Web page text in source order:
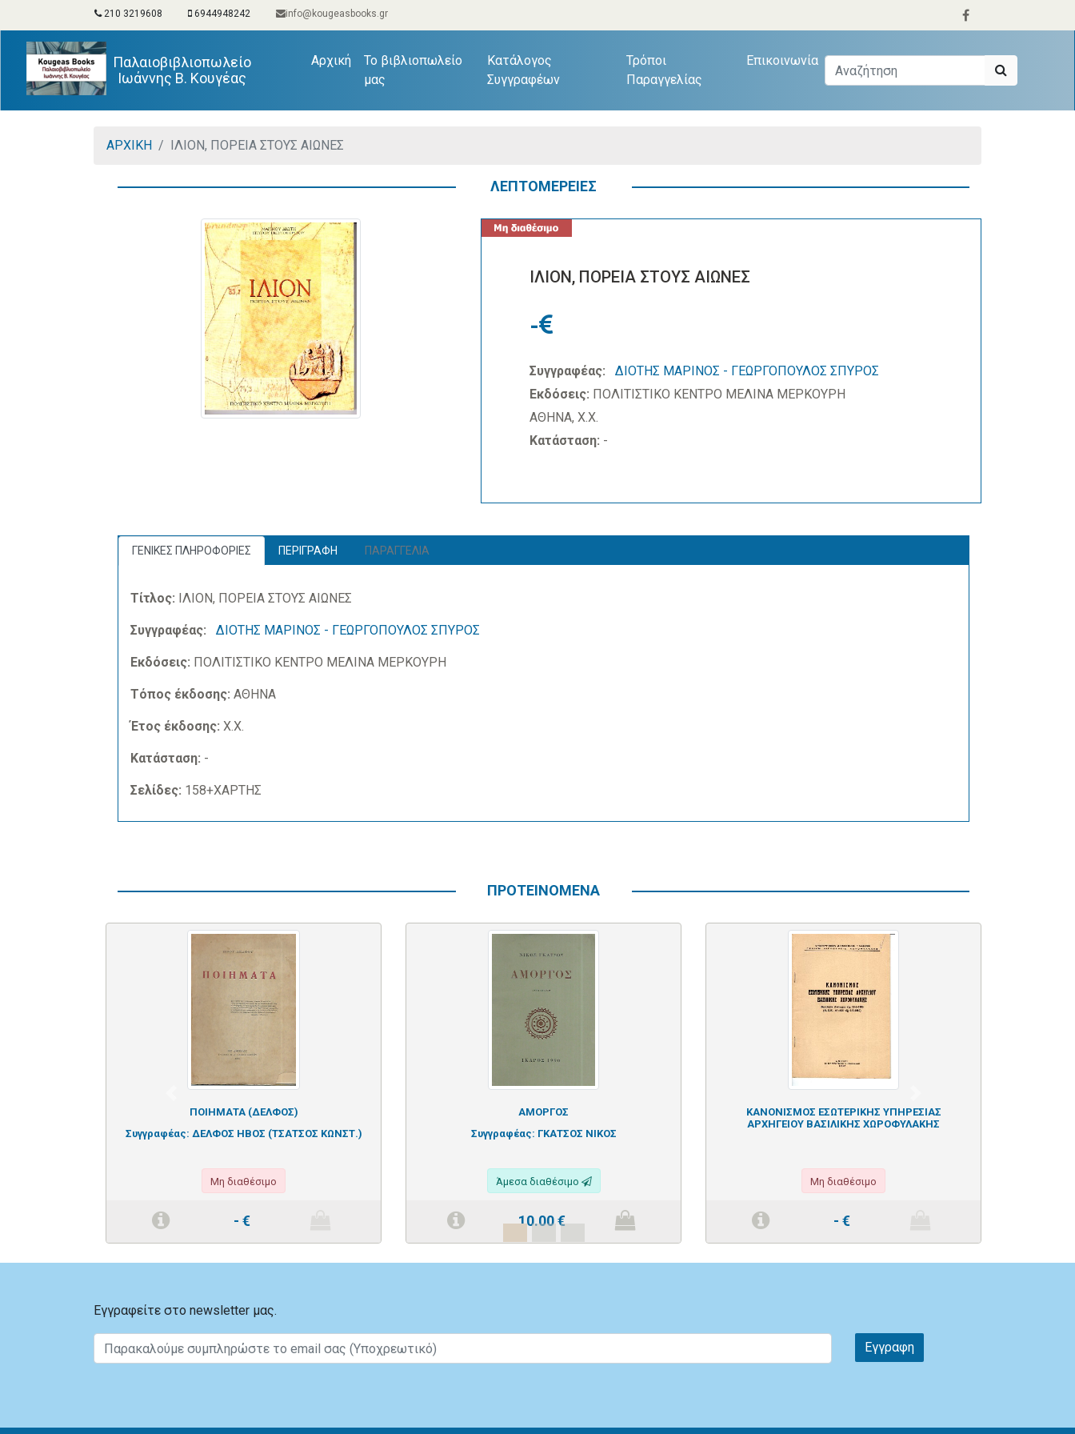
210 3219608 6944948242 info@kougeasbooks.gr
Παλαιοβιβλιοπωλείο
Ιωάννης Β. Κουγέας
Αρχική(current)
Το βιβλιοπωλείο
μας
Κατάλογος
Συγγραφέων
Τρόποι
Παραγγελίας
Επικοινωνία
ΑΡΧΙΚΗ ΙΛΙΟΝ, ΠΟΡΕΙΑ ΣΤΟΥΣ ΑΙΩΝΕΣ
ΛΕΠΤΟΜΕΡΕΙΕΣ
ΙΛΙΟΝ, ΠΟΡΕΙΑ ΣΤΟΥΣ ΑΙΩΝΕΣ
-
Συγγραφέας:
ΔΙΟΤΗΣ ΜΑΡΙΝΟΣ - ΓΕΩΡΓΟΠΟΥΛΟΣ ΣΠΥΡΟΣ
Εκδόσεις: ΠΟΛΙΤΙΣΤΙΚΟ ΚΕΝΤΡΟ ΜΕΛΙΝΑ ΜΕΡΚΟΥΡΗ
ΑΘΗΝΑ, Χ.Χ.
Κατάσταση: -
ΓΕΝΙΚΕΣ ΠΛΗΡΟΦΟΡΙΕΣ ΠΕΡΙΓΡΑΦΗ ΠΑΡΑΓΓΕΛΙΑ
Τίτλος: ΙΛΙΟΝ, ΠΟΡΕΙΑ ΣΤΟΥΣ ΑΙΩΝΕΣ
Συγγραφέας: ΔΙΟΤΗΣ ΜΑΡΙΝΟΣ - ΓΕΩΡΓΟΠΟΥΛΟΣ ΣΠΥΡΟΣ
Εκδόσεις: ΠΟΛΙΤΙΣΤΙΚΟ ΚΕΝΤΡΟ ΜΕΛΙΝΑ ΜΕΡΚΟΥΡΗ
Τόπος έκδοσης: ΑΘΗΝΑ
Έτος έκδοσης: Χ.Χ.
Κατάσταση: -
Σελίδες: 158+ΧΑΡΤΗΣ
ΠΡΟΤΕΙΝΟΜΕΝΑ
ΠΟΙΗΜΑΤΑ (ΔΕΛΦΟΣ)
Συγγραφέας: ΔΕΛΦΟΣ ΗΒΟΣ (ΤΣΑΤΣΟΣ ΚΩΝΣΤ.)
Μη διαθέσιμο
- €
ΑΜΟΡΓΟΣ
Συγγραφέας: ΓΚΑΤΣΟΣ ΝΙΚΟΣ
Άμεσα διαθέσιμο
10.00€
ΚΑΝΟΝΙΣΜΟΣ ΕΣΩΤΕΡΙΚΗΣ ΥΠΗΡΕΣΙΑΣ
ΑΡΧΗΓΕΙΟΥ ΒΑΣΙΛΙΚΗΣ ΧΩΡΟΦΥΛΑΚΗΣ
Μη διαθέσιμο
- €
Εγγραφείτε στο newsletter μας.
Εγγραφη